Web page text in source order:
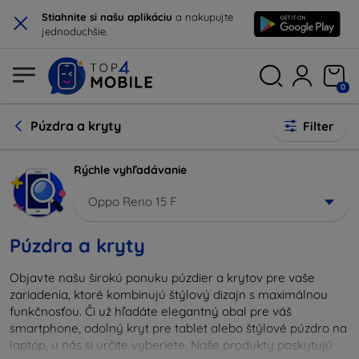
× Stiahnite si našu aplikáciu a nakupujte
jednoduchšie.
0
Púzdra a kryty Filter
Rýchle vyhľadávanie
Oppo Reno 15 F
Púzdra a kryty
Objavte našu širokú ponuku púzdier a krytov pre vaše
zariadenia, ktoré kombinujú štýlový dizajn s maximálnou
funkčnosťou. Či už hľadáte elegantný obal pre váš
smartphone, odolný kryt pre tablet alebo štýlové púzdro na
laptop, u nás si určite vyberiete. Naše produkty poskytujú